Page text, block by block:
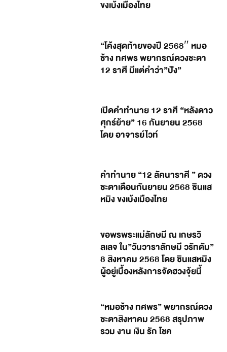
ขงเบ้งเมืองไทย
“โค้งสุดท้ายของปี 2568″ หมอ
ช้าง ทศพร พยากรณ์ดวงชะตา
12 ราศี มีแต่คำว่า”ปัง”
เปิดคำทำนาย 12 ราศี “หลังดาว
ศุกร์ย้าย” 16 กันยายน 2568
โดย อาจารย์ไวท์
คำทำนาย “12 ลัคนาราศี ” ดวง
ชะตาเดือนกันยายน 2568 ซินแส
หมิง ขงเบ้งเมืองไทย
ขอพรพระแม่ลักษมี ณ เกษรวิ
ลเลจ ใน”วันวาราลักษมี วรัทตัม”
8 สิงหาคม 2568 โดย ซินแสหมิง
ผู้อยู่เบื้องหลังการจัดฮวงจุ้ยนี้
“หมอช้าง ทศพร” พยากรณ์ดวง
ชะตาสิงหาคม 2568 สรุปภาพ
รวม งาน เงิน รัก โชค